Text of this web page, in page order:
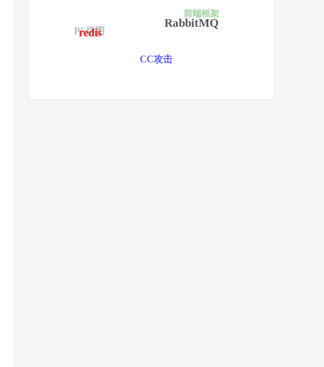
redis
PS切图
前端框架
RabbitMQ
CC攻击